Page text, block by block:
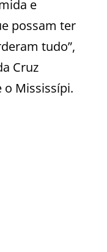
e
possam ter
tudo”,
Cruz
o Mississípi.